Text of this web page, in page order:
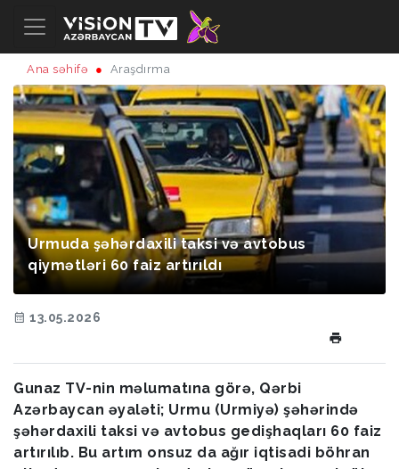
Ana səhifə Araşdırma
Urmuda şəhərdaxili taksi və avtobus
qiymətləri 60 faiz artırıldı
13.05.2026
Gunaz TV-nin məlumatına görə, Qərbi
Azərbaycan əyaləti; Urmu (Urmiyə) şəhərində
şəhərdaxili taksi və avtobus gedişhaqları 60 faiz
artırılıb. Bu artım onsuz da ağır iqtisadi böhran